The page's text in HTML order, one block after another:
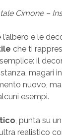
Cimone –
l’albero e le
che ti
il
magari
nuovo,
esempi.
, punta su
realistico